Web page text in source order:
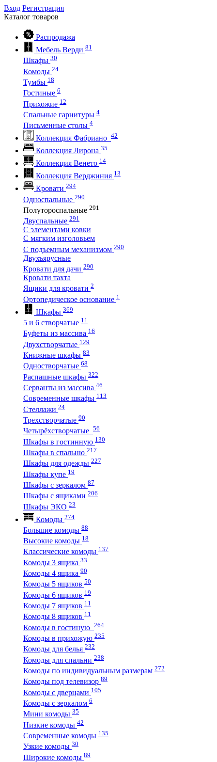
Вход Регистрация
Каталог товаров
Распродажа
Мебель Верди 81
Шкафы 30
Комоды 24
Тумбы 18
Гостиные 6
Прихожие 12
Спальные гарнитуры 4
Письменные столы 4
Коллекция Фабриано 42
Коллекция Лирона 35
Коллекция Венето 14
Коллекция Верджиния 13
Кровати 294
Односпальные 290
Полутороспальные 291
Двуспальные 291
С элементами ковки
С мягким изголовьем
С подъемным механизмом 290
Двухъярусные
Кровати для дачи 290
Кровати тахта
Ящики для кровати 2
Ортопедическое основание 1
Шкафы 369
5 и 6 створчатые 11
Буфеты из массива 16
Двухстворчатые 129
Книжные шкафы 83
Одностворчатые 68
Распашные шкафы 322
Серванты из массива 46
Современные шкафы 113
Стеллажи 24
Трехстворчатые 90
Четырёхстворчатые 56
Шкафы в гостинную 130
Шкафы в спальню 217
Шкафы для одежды 227
Шкафы купе 19
Шкафы с зеркалом 87
Шкафы с ящиками 206
Шкафы ЭКО 23
Комоды 274
Большие комоды 88
Высокие комоды 18
Классические комоды 137
Комоды 3 ящика 33
Комоды 4 ящика 90
Комоды 5 ящиков 50
Комоды 6 ящиков 19
Комоды 7 ящиков 11
Комоды 8 ящиков 11
Комоды в гостиную 264
Комоды в прихожую 235
Комоды для белья 232
Комоды для спальни 238
Комоды по индивидуальным размерам 272
Комоды под телевизор 89
Комоды с дверцами 105
Комоды с зеркалом 6
Мини комоды 35
Низкие комоды 42
Современные комоды 135
Узкие комоды 30
Широкие комоды 89